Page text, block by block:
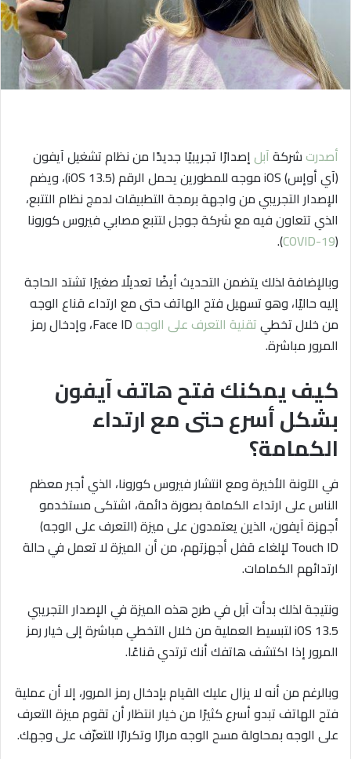
ا
إ
ل
ك
ت
ا
أصدرتشركةآبل إصدارًا تجريبيًا جديدًا من نظام تشغيل آيفون
(آي أوإس) iOS موجه للمطورين يحمل الرقم (iOS 13.5)، ويضم
الإصدار التجريبي من واجهة برمجة التطبيقات لدمج نظام التتبع،
الذي تتعاون فيه مع شركة جوجل لتتبع مصابي فيروس كورونا
(
COVID-19
).
وبالإضافة لذلك يتضمن التحديث أيضًا تعديلًا صغيرًا تشتد الحاجة
إليه حاليًا، وهو تسهيل فتح الهاتف حتى مع ارتداء قناع الوجه
من خلال تخطيتقنية التعرف على الوجه
Face ID، وإدخال رمز
المرور مباشرة.
كيف يمكنك فتح هاتف آيفون
بشكل أسرع حتى مع ارتداء
الكمامة؟
في الآونة الأخيرة ومع انتشار فيروس كورونا، الذي أجبر معظم
الناس على ارتداء الكمامة بصورة دائمة، اشتكى مستخدمو
أجهزة آيفون، الذين يعتمدون على ميزة (التعرف على الوجه)
Touch ID لإلغاء قفل أجهزتهم، من أن الميزة لا تعمل في حالة
ارتدائهم الكمامات.
ونتيجة لذلك بدأت آبل في طرح هذه الميزة في الإصدار التجريبي
iOS 13.5 لتبسيط العملية من خلال التخطي مباشرة إلى خيار رمز
المرور إذا اكتشف هاتفك أنك ترتدي قناعًا.
وبالرغم من أنه لا يزال عليك القيام بإدخال رمز المرور، إلا أن عملية
فتح الهاتف تبدو أسرع كثيرًا من خيار انتظار أن تقوم ميزة التعرف
على الوجه بمحاولة مسح الوجه مرارًا وتكرارًا للتعرّف على وجهك.